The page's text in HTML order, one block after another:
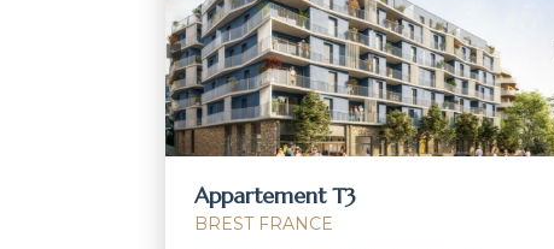
Appartement T3
BREST FRANCE